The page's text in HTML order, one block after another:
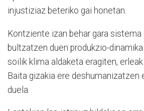
injustiziaz beteriko gai honetan.
Kontziente izan behar gara sistema
bultzatzen duen produkzio-
soilik klima aldaketa eragiten, erleak
Baita gizakia ere deshumanizatzen
duela.